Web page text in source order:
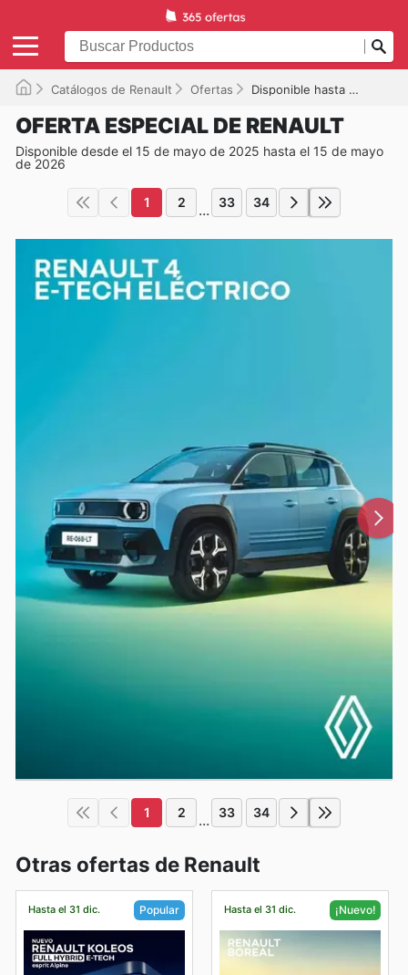
Catálogos de Renault Ofertas Disponible hasta el 15/05/2026
OFERTA ESPECIAL DE RENAULT
Disponible desde el 15 de mayo de 2025 hasta el 15 de mayo
de 2026
1 2 ... 33 34
1 2 ... 33 34
Otras ofertas de Renault
Hasta el 31 dic. Popular Hasta el 31 dic. ¡Nuevo!